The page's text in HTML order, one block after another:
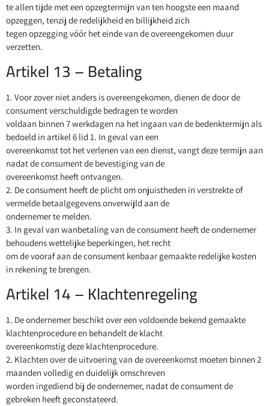
te allen tijde met een opzegtermijn van ten hoogste een maand
opzeggen, tenzij de redelijkheid en billijkheid zich
tegen opzegging vóór het einde van de overeengekomen duur
verzetten.
Artikel 13 – Betaling
1. Voor zover niet anders is overeengekomen, dienen de door de
consument verschuldigde bedragen te worden
voldaan binnen 7 werkdagen na het ingaan van de bedenktermijn als
bedoeld in artikel 6 lid 1. In geval van een
overeenkomst tot het verlenen van een dienst, vangt deze termijn aan
nadat de consument de bevestiging van de
overeenkomst heeft ontvangen.
2. De consument heeft de plicht om onjuistheden in verstrekte of
vermelde betaalgegevens onverwijld aan de
ondernemer te melden.
3. In geval van wanbetaling van de consument heeft de ondernemer
behoudens wettelijke beperkingen, het recht
om de vooraf aan de consument kenbaar gemaakte redelijke kosten
in rekening te brengen.
Artikel 14 – Klachtenregeling
1. De ondernemer beschikt over een voldoende bekend gemaakte
klachtenprocedure en behandelt de klacht
overeenkomstig deze klachtenprocedure.
2. Klachten over de uitvoering van de overeenkomst moeten binnen 2
maanden volledig en duidelijk omschreven
worden ingediend bij de ondernemer, nadat de consument de
gebreken heeft geconstateerd.